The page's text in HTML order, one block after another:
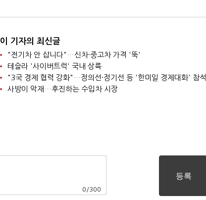
이 기자의 최신글
"전기차 안 삽니다"…신차·중고차 가격 '뚝'
테슬라 '사이버트럭' 국내 상륙
"3국 경제 협력 강화"…정의선·정기선 등 '한미일 경제대화' 참석
사방이 악재…후진하는 수입차 시장
0 /300